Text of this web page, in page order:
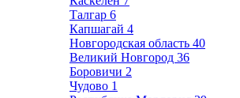
Талгар 6
Капшагай 4
Новгородская область 40
Великий Новгород 36
Боровичи 2
Чудово 1